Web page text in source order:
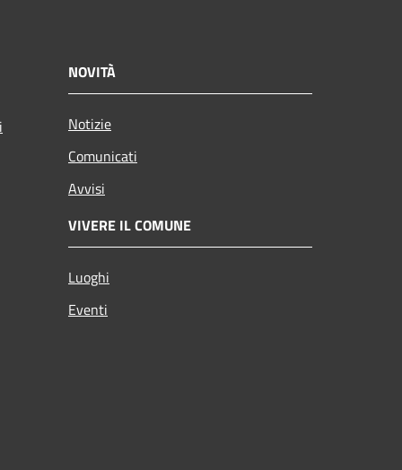
NOVITÀ
Notizie
Comunicati
Avvisi
VIVERE IL COMUNE
Luoghi
Eventi